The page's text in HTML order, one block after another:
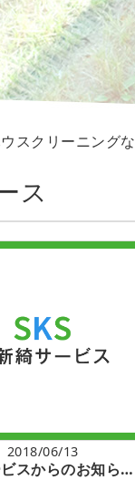
スクリーニング
ス
2018/06/13
新綺サービスからのお知らせを更新していきます